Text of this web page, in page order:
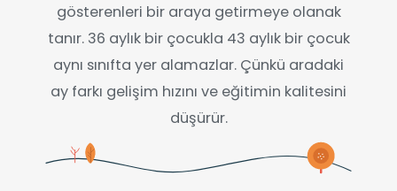
gösterenleri bir araya getirmeye olanak
tanır. 36 aylık bir çocukla 43 aylık bir çocuk
aynı sınıfta yer alamazlar. Çünkü aradaki
ay farkı gelişim hızını ve eğitimin kalitesini
düşürür.